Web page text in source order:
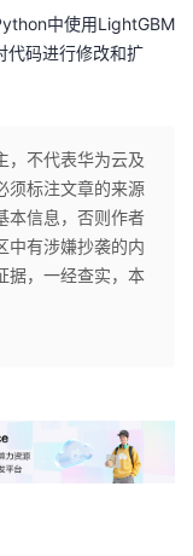
中使用LightGBM
代码进行修改和扩
，不代表华为云及
须标注文章的来源
本信息，否则作者
中有涉嫌抄袭的内
据，一经查实，本